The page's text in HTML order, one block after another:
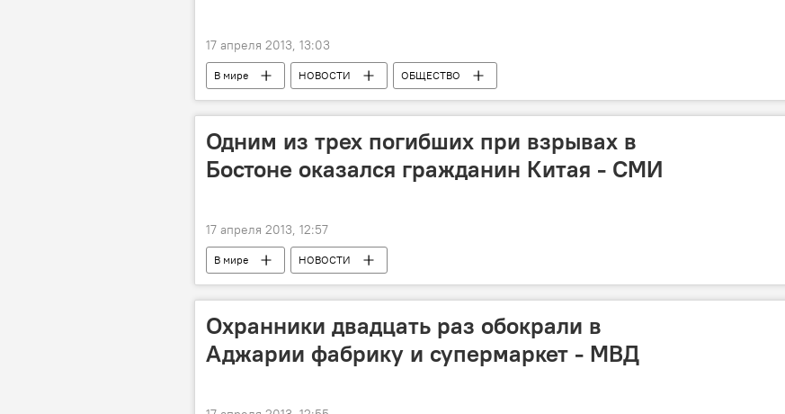
17 апреля 2013, 13:03
В мире НОВОСТИ ОБЩЕСТВО
Одним из трех погибших при взрывах в
Бостоне оказался гражданин Китая - СМИ
17 апреля 2013, 12:57
В мире НОВОСТИ
Охранники двадцать раз обокрали в
Аджарии фабрику и супермаркет - МВД